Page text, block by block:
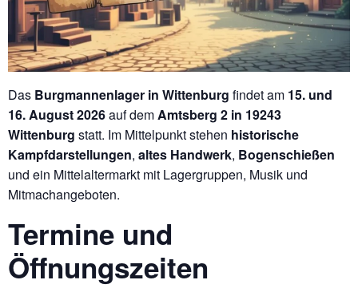
Das Burgmannenlager in Wittenburg findet am 15. und
16. August 2026auf demAmtsberg 2 in 19243
Wittenburg statt. Im Mittelpunkt stehen historische
Kampfdarstellungen, altes Handwerk, Bogenschießen
und ein Mittelaltermarkt mit Lagergruppen, Musik und
Mitmachangeboten.
Termine und
Öffnungszeiten